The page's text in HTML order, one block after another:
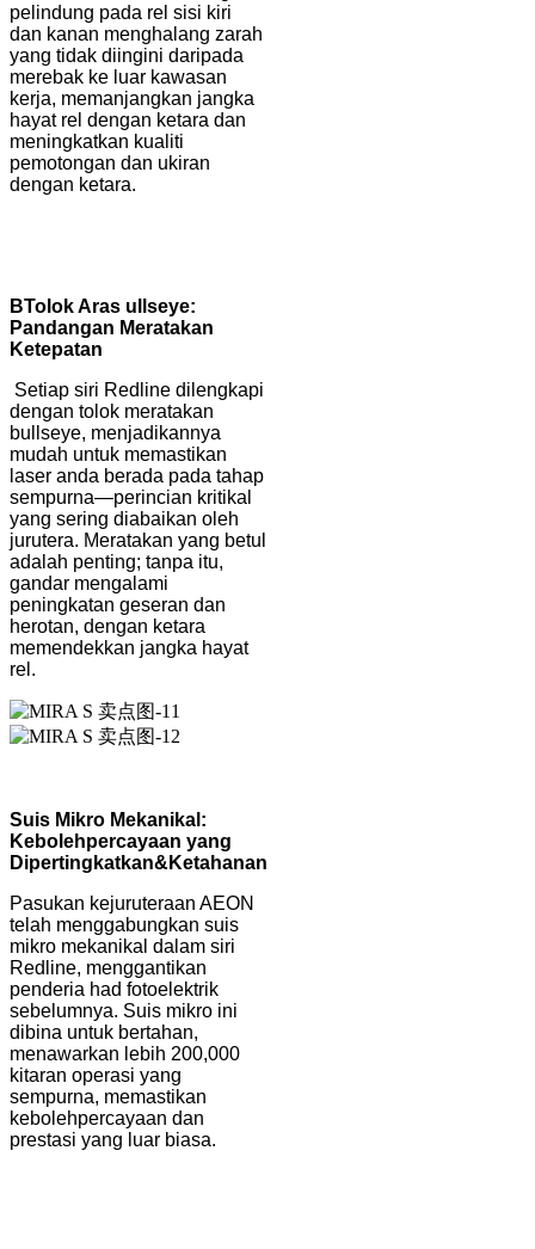
pelindung pada rel sisi kiri
dan kanan menghalang zarah
yang tidak diingini daripada
merebak ke luar kawasan
kerja, memanjangkan jangka
hayat rel dengan ketara dan
meningkatkan kualiti
pemotongan dan ukiran
dengan ketara.
BTolok Aras ullseye:
Pandangan Meratakan
Ketepatan
Setiap siri Redline dilengkapi
dengan tolok meratakan
bullseye, menjadikannya
mudah untuk memastikan
laser anda berada pada tahap
sempurna—perincian kritikal
yang sering diabaikan oleh
jurutera. Meratakan yang betul
adalah penting; tanpa itu,
gandar mengalami
peningkatan geseran dan
herotan, dengan ketara
memendekkan jangka hayat
rel.
Suis Mikro Mekanikal:
Kebolehpercayaan yang
Dipertingkatkan& Ketahanan
Pasukan kejuruteraan AEON
telah menggabungkan suis
mikro mekanikal dalam siri
Redline, menggantikan
penderia had fotoelektrik
sebelumnya. Suis mikro ini
dibina untuk bertahan,
menawarkan lebih 200,000
kitaran operasi yang
sempurna, memastikan
kebolehpercayaan dan
prestasi yang luar biasa.